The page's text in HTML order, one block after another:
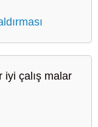
iyi çalış malar